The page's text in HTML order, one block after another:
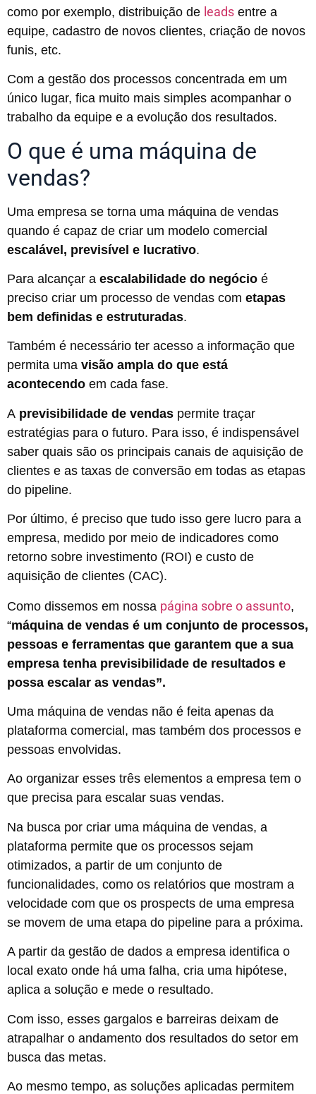
como por exemplo, distribuição de leads entre a
equipe, cadastro de novos clientes, criação de novos
funis, etc.
Com a gestão dos processos concentrada em um
único lugar, fica muito mais simples acompanhar o
trabalho da equipe e a evolução dos resultados.
O que é uma máquina de
vendas?
Uma empresa se torna uma máquina de vendas
quando é capaz de criar um modelo comercial
escalável, previsível e lucrativo.
Para alcançar a escalabilidade do negócio é
preciso criar um processo de vendas com etapas
bem definidas e estruturadas.
Também é necessário ter acesso a informação que
permita uma visão ampla do que está
acontecendo em cada fase.
A previsibilidade de vendas permite traçar
estratégias para o futuro. Para isso, é indispensável
saber quais são os principais canais de aquisição de
clientes e as taxas de conversão em todas as etapas
do pipeline.
Por último, é preciso que tudo isso gere lucro para a
empresa, medido por meio de indicadores como
retorno sobre investimento (ROI) e custo de
aquisição de clientes (CAC).
Como dissemos em nossa página sobre o assunto,
“máquina de vendas é um conjunto de processos,
pessoas e ferramentas que garantem que a sua
empresa tenha previsibilidade de resultados e
possa escalar as vendas”.
Uma máquina de vendas não é feita apenas da
plataforma comercial, mas também dos processos e
pessoas envolvidas.
Ao organizar esses três elementos a empresa tem o
que precisa para escalar suas vendas.
Na busca por criar uma máquina de vendas, a
plataforma permite que os processos sejam
otimizados, a partir de um conjunto de
funcionalidades, como os relatórios que mostram a
velocidade com que os prospects de uma empresa
se movem de uma etapa do pipeline para a próxima.
A partir da gestão de dados a empresa identifica o
local exato onde há uma falha, cria uma hipótese,
aplica a solução e mede o resultado.
Com isso, esses gargalos e barreiras deixam de
atrapalhar o andamento dos resultados do setor em
busca das metas.
Ao mesmo tempo, as soluções aplicadas permitem